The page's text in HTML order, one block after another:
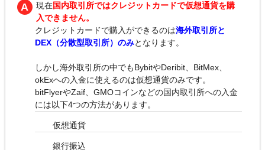
現在国内取引所ではクレジットカードで仮想通貨を購
入できません。
クレジットカードで購入ができるのは海外取引所と
DEX（分散型取引所）のみとなります。
しかし海外取引所の中でもBybitやDeribit、BitMex、
okExへの入金に使えるのは仮想通貨のみです。
bitFlyerやZaif、GMOコインなどの国内取引所への入金
には以下4つの方法があります。
仮想通貨
銀行振込